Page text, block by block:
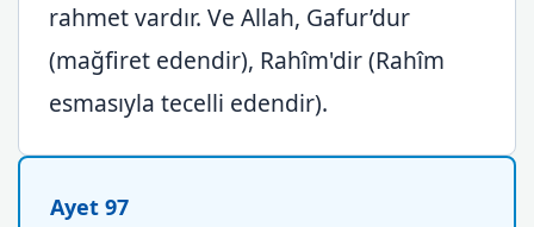
rahmet vardır. Ve Allah, Gafur’dur
(mağfiret edendir), Rahîm'dir (Rahîm
esmasıyla tecelli edendir).
Ayet 97